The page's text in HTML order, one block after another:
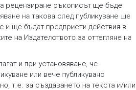
рецензиране ръкописът ще бъде
на такова след публикуване ще
и ще бъдат предприети действия в
на Издателството за оттегляне на
и при установяване, че
или вече публикувано
т.е. за създаването на текста и/или